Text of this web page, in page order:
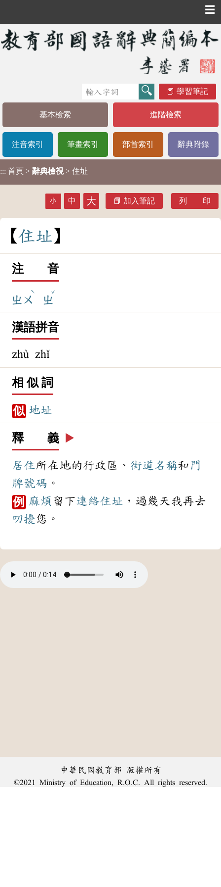
☰
學習筆記
基本檢索 進階檢索
注音索引 筆畫索引 部首索引 辭典附錄
::: 首頁 > 辭典檢視 > 住址
小 中 大 加入筆記 列 印
住址
注 音
ㄓㄨ
ˋ
ㄓ
ˇ
漢語拼音
zhù zhǐ
相 似 詞
似 地址
釋 義 ▶️
居住所在地的行政區、 街道 名稱和 門
牌號碼 。
例 麻煩 留下連絡住址 ，過幾天我再去
叨擾您。
中華民國教育部 版權所有
©2021 Ministry of Education, R.O.C. All rights reserved.